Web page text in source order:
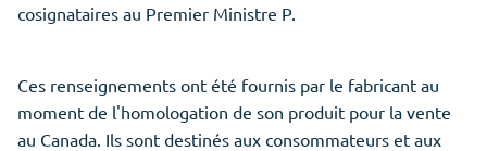
cosignataires au Premier Ministre P.
Ces renseignements ont été fournis par le fabricant au
moment de l'homologation de son produit pour la vente
au Canada. Ils sont destinés aux consommateurs et aux